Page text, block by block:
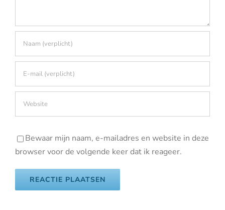
Bewaar mijn naam, e-mailadres en website in deze
browser voor de volgende keer dat ik reageer.